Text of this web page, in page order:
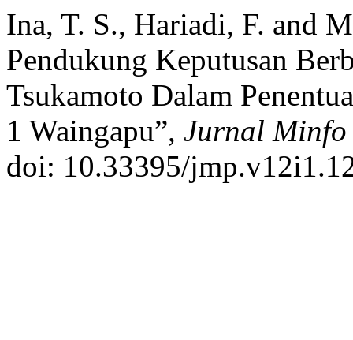
Ina, T. S., Hariadi, F. and
Pendukung Keputusan
Tsukamoto Dalam
1 Waingapu”, Jurnal
doi: 10.33395/